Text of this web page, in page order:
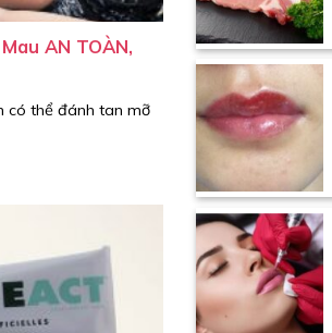
AN TOÀN,
có thể đánh tan mỡ